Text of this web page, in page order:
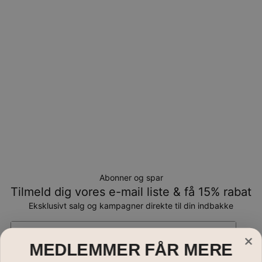
Abonner og spar
Tilmeld dig vores e-mail liste & få 15% rabat
Eksklusivt salg og kampagner direkte til din indbakke
MEDLEMMER FÅR MERE